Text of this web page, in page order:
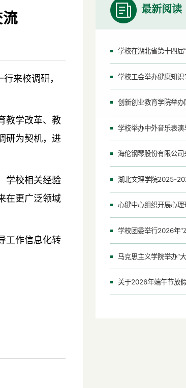
来校调研，
教学改革、教
研为契机，进
学校相关经验
在更广泛领域
工作信息化转
最新阅读
学校工会举办健康知识
海伦钢琴股份有限公
关于2026年端午节放